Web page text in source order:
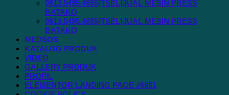
0813.5495.4655(TSEL)JUAL MESIN PRESS
BATAKO
0813.5495.4655(TSEL)JUAL MESIN PRESS
BATAKO
MEDSOS
KATALOG PRODUK
VIDEO
GALLERY PRODUK
PROFIL
ELEMENTOR LANDING PAGE #6651